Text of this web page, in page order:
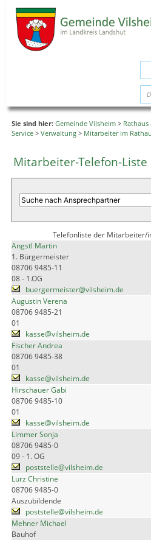
Sie sind hier: Gemeinde Vilsheim > Rathaus
Service > Verwaltung > Mitarbeiter im
Mitarbeiter-Telefon-Liste
Telefonliste der Mitarbeiter/
Angstl Martin
1. Bürgermeister
08706 9485-11
08 - 1.OG
buergermeister@vilsheim.de
Augustin Verena
08706 9485-21
01
kasse@vilsheim.de
Fischer Andrea
08706 9485-38
01
kasse@vilsheim.de
Hirschauer Gabi
08706 9485-10
01
kasse@vilsheim.de
Limmer Sonja
08706 9485-0
09 - 1. OG
poststelle@vilsheim.de
Lurz Christine
08706 9485-0
Auszubildende
poststelle@vilsheim.de
Mehner Michael
Bauhof